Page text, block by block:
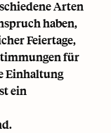
Arten
haben,
Feiertage,
für
Einhaltung
ein